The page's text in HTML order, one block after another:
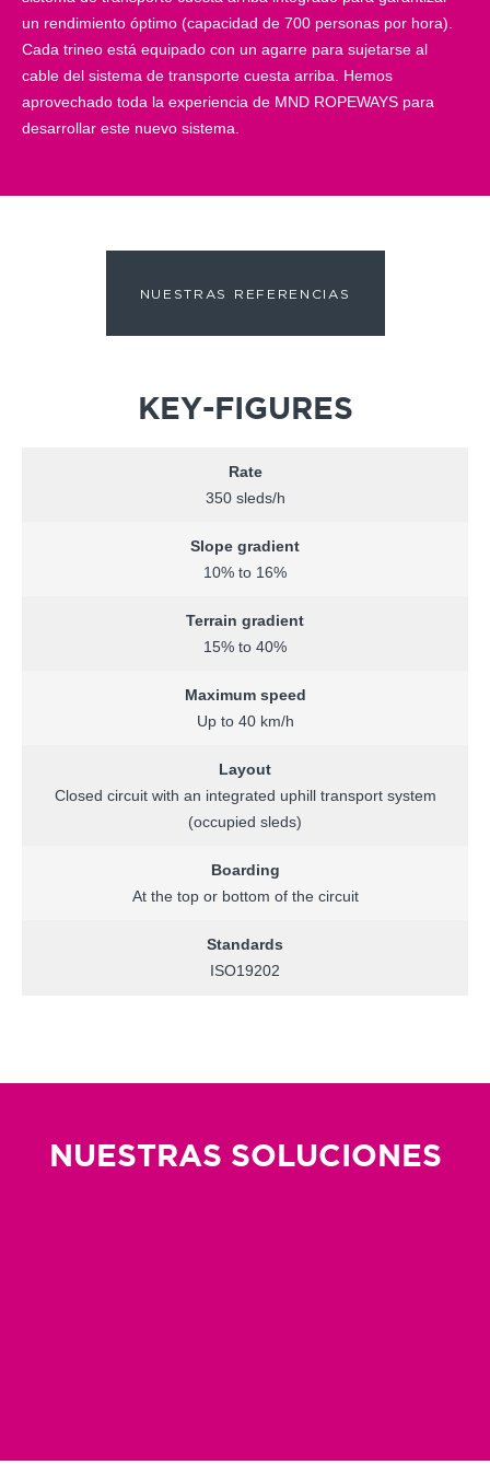
un rendimiento óptimo (capacidad de 700 personas por hora).
Cada trineo está equipado con un agarre para sujetarse al
cable del sistema de transporte cuesta arriba. Hemos
aprovechado toda la experiencia de MND ROPEWAYS para
desarrollar este nuevo sistema.
NUESTRAS REFERENCIAS
KEY-FIGURES
Rate
350 sleds/h
Slope gradient
10% to 16%
Terrain gradient
15% to 40%
Maximum speed
Up to 40 km/h
Layout
Closed circuit with an integrated uphill transport system
(occupied sleds)
Boarding
At the top or bottom of the circuit
Standards
ISO19202
NUESTRAS SOLUCIONES